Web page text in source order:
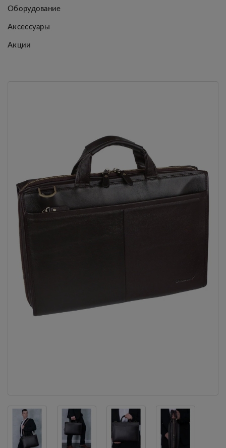
Оборудование
Аксессуары
Акции